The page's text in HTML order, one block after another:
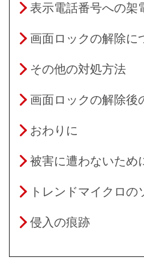
表示電話番号への架
画面ロックの解除に
その他の対処方法
画面ロックの解除後
おわりに
被害に遭わないため
トレンドマイクロの
侵入の痕跡